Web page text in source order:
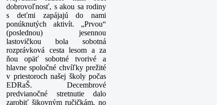
dobrovoľnosť, s akou sa rodiny
s deťmi zapájajú do nami
ponúknutých aktivít. „Prvou“
(poslednou) jesennou
lastovičkou bola sobotná
rozprávková cesta lesom a za
ňou opäť sobotné tvorivé a
hlavne spoločné chvíľky prežité
v priestoroch našej školy počas
EDRaŠ. Decembrové
predvianočné stretnutie dalo
zarobiť šikovným ručičkám, no